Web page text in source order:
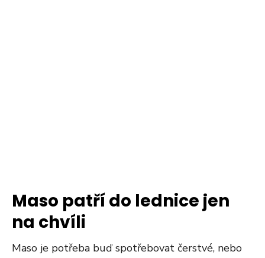
Maso patří do lednice jen
na chvíli
Maso je potřeba buď spotřebovat čerstvé, nebo